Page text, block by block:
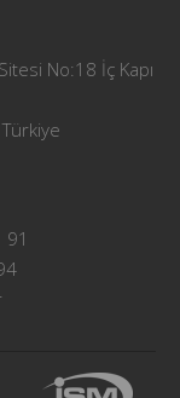
No:18 İç Kapı